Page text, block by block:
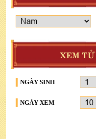
XEM
NGÀY SINH
NGÀY XEM